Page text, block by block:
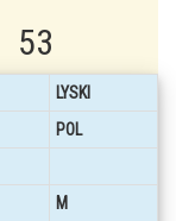
53
LYSKI
POL
M